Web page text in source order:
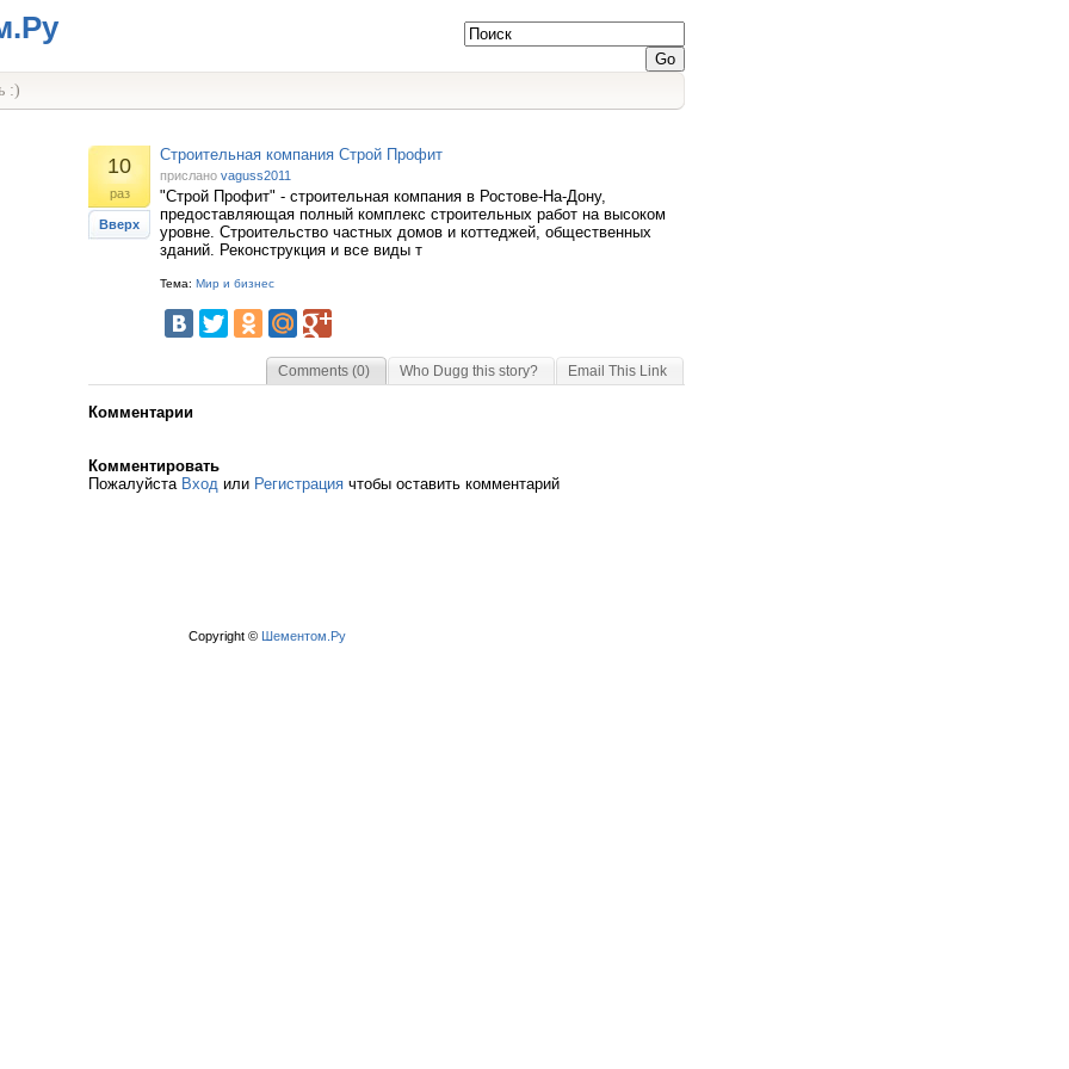
:)
10
раз
Вверх
Строительная компания Строй Профит
прислано vaguss2011
"Строй Профит" - строительная компания в Ростове-На-Дону,
предоставляющая полный комплекс строительных работ на высоком
уровне. Строительство частных домов и коттеджей, общественных
зданий. Реконструкция и все виды т
Тема: Мир и бизнес
Comments (0) Who Dugg this story? Email This Link
Комментарии
Комментировать
Пожалуйста Вход или Регистрация чтобы оставить комментарий
Copyright © Шементом.Ру